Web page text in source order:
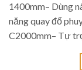
1400mm– Dùng
năng quay đổ
C2000mm– Tự